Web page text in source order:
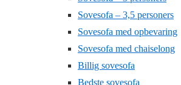
Sovesofa – 3,5 personers
Sovesofa med opbevaring
Sovesofa med chaiselong
Billig sovesofa
Bedste sovesofa